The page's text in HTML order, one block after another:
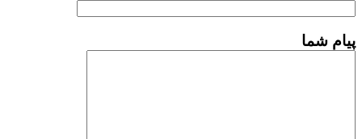
پیام شما